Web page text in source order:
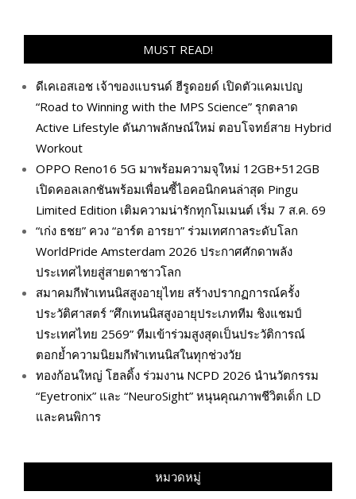
MUST READ!
ดีเคเอสเอช เจ้าของแบรนด์ ฮีรูดอยด์ เปิดตัวแคมเปญ
“Road to Winning with the MPS Science” รุกตลาด
Active Lifestyle ดันภาพลักษณ์ใหม่ ตอบโจทย์สาย Hybrid
Workout
OPPO Reno16 5G มาพร้อมความจุใหม่ 12GB+512GB
เปิดคอลเลกชันพร้อมเพื่อนซี้ไอคอนิกคนล่าสุด Pingu
Limited Edition เติมความน่ารักทุกโมเมนต์ เริ่ม 7 ส.ค. 69
“เก่ง ธชย” ควง “อาร์ต อารยา” ร่วมเทศกาลระดับโลก
WorldPride Amsterdam 2026 ประกาศศักดาพลัง
ประเทศไทยสู่สายตาชาวโลก
สมาคมกีฬาเทนนิสสูงอายุไทย สร้างปรากฏการณ์ครั้ง
ประวัติศาสตร์ “ศึกเทนนิสสูงอายุประเภททีม ชิงแชมป์
ประเทศไทย 2569” ทีมเข้าร่วมสูงสุดเป็นประวัติการณ์
ตอกย้ำความนิยมกีฬาเทนนิสในทุกช่วงวัย
ทองก้อนใหญ่ โฮลดิ้ง ร่วมงาน NCPD 2026 นำนวัตกรรม
“Eyetronix” และ “NeuroSight” หนุนคุณภาพชีวิตเด็ก LD
และคนพิการ
หมวดหมู่